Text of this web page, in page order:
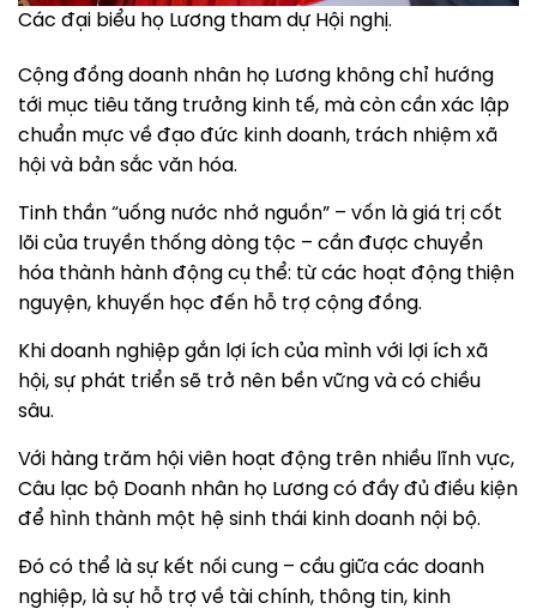
Các đại biểu họ Lương tham dự Hội nghị.
Cộng đồng doanh nhân họ Lương không chỉ hướng
tới mục tiêu tăng trưởng kinh tế, mà còn cần xác lập
chuẩn mực về đạo đức kinh doanh, trách nhiệm xã
hội và bản sắc văn hóa.
Tinh thần “uống nước nhớ nguồn” – vốn là giá trị cốt
lõi của truyền thống dòng tộc – cần được chuyển
hóa thành hành động cụ thể: từ các hoạt động thiện
nguyện, khuyến học đến hỗ trợ cộng đồng.
Khi doanh nghiệp gắn lợi ích của mình với lợi ích xã
hội, sự phát triển sẽ trở nên bền vững và có chiều
sâu.
Với hàng trăm hội viên hoạt động trên nhiều lĩnh vực,
Câu lạc bộ Doanh nhân họ Lương có đầy đủ điều kiện
để hình thành một hệ sinh thái kinh doanh nội bộ.
Đó có thể là sự kết nối cung – cầu giữa các doanh
nghiệp, là sự hỗ trợ về tài chính, thông tin, kinh